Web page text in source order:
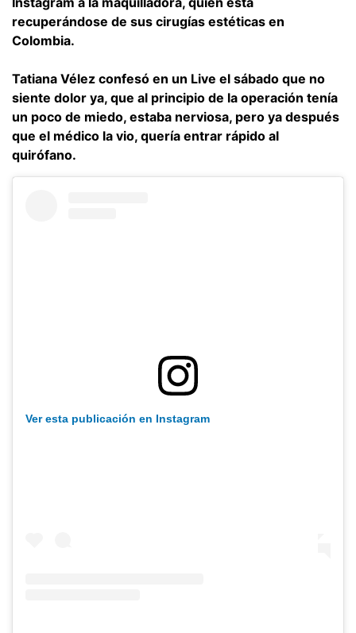
recuperándose de sus cirugías estéticas en
Colombia.
Tatiana Vélez confesó en un Live el sábado que no
siente dolor ya, que al principio de la operación tenía
un poco de miedo, estaba nerviosa, pero ya después
que el médico la vio, quería entrar rápido al
quirófano.
Ver esta publicación en Instagram